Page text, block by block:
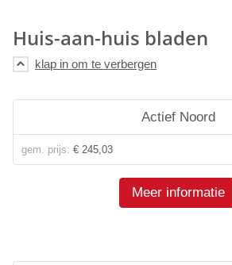
Huis-aan-huis bladen
Actief Noord
gem. prijs: € 245,03
Meer informatie